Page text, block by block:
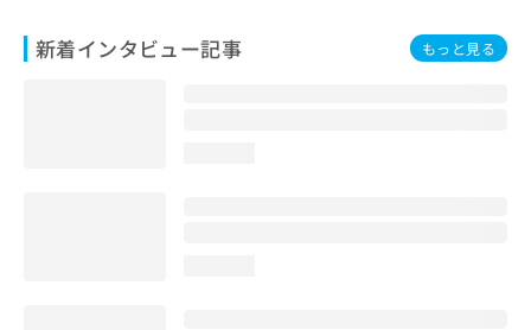
新着インタビュー記事 もっと見る